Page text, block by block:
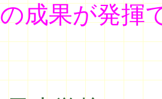
が発揮で